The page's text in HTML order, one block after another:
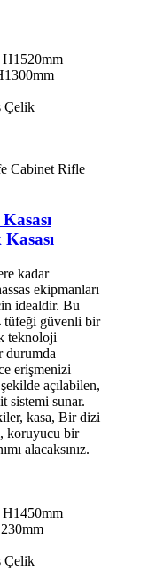
Çelik
kadar
ekipmanları
idealdir. Bu
tüfeği güvenli bir
teknoloji
durumda
erişmenizi
açılabilen,
sistemi sunar.
kasa, Bir dizi
koruyucu bir
alacaksınız.
Çelik